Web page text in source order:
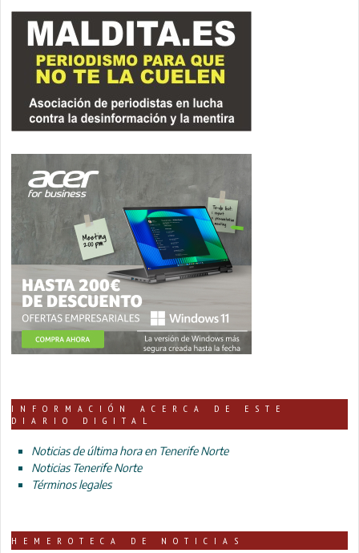
INFORMACIÓN ACERCA DE ESTE
DIARIO DIGITAL
Noticias de última hora en Tenerife Norte
Noticias Tenerife Norte
Términos legales
HEMEROTECA DE NOTICIAS